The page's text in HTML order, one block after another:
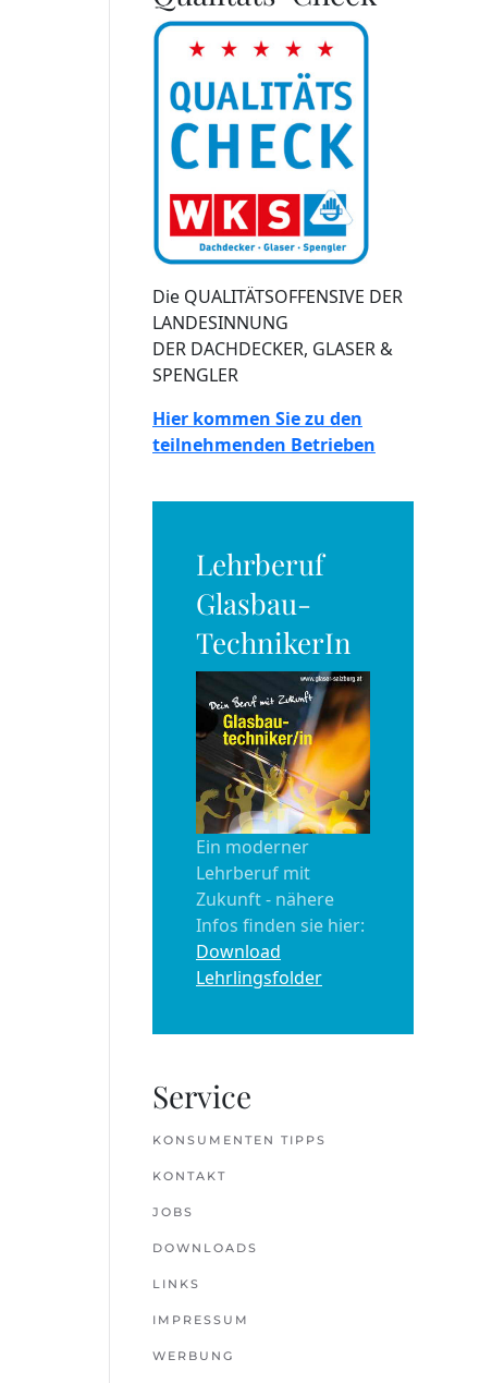
Die QUALITÄTSOFFENSIVE DER
LANDESINNUNG
DER DACHDECKER, GLASER &
SPENGLER
Hier kommen Sie zu den
teilnehmenden Betrieben
Lehrberuf
Glasbau-
TechnikerIn
Ein moderner
Lehrberuf mit
Zukunft - nähere
Infos finden sie hier:
Download
Lehrlingsfolder
Service
KONSUMENTEN TIPPS
KONTAKT
JOBS
DOWNLOADS
LINKS
IMPRESSUM
WERBUNG